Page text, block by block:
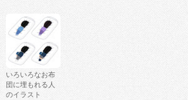
いろいろなお布
団に埋もれる人
のイラスト